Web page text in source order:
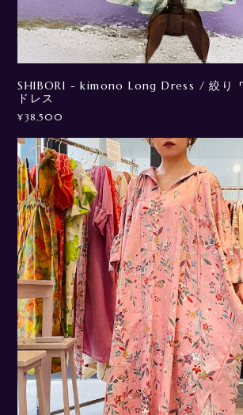
SHIBORI - kimono Long Dress / 絞り
ドレス
¥38,500